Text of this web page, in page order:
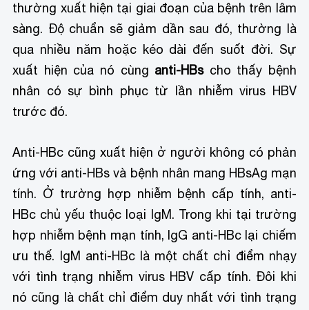
thường xuất hiện tại giai đoạn của bệnh trên lâm
sàng. Độ chuẩn sẽ giảm dần sau đó, thường là
qua nhiều năm hoặc kéo dài đến suốt đời. Sự
xuất hiện của nó cùng anti-HBscho thấy bệnh
nhân có sự bình phục từ lần nhiễm virus HBV
trước đó.
Anti-HBc cũng xuất hiện ở người không có phản
ứng với anti-HBs và bệnh nhân mang HBsAg mạn
tính. Ở trường hợp nhiễm bệnh cấp tính, anti-
HBc chủ yếu thuộc loại IgM. Trong khi tại trường
hợp nhiễm bệnh mạn tính, IgG anti-HBc lại chiếm
ưu thế. IgM anti-HBc là một chất chỉ điểm nhạy
với tình trạng nhiễm virus HBV cấp tính. Đôi khi
nó cũng là chất chỉ điểm duy nhất với tình trạng